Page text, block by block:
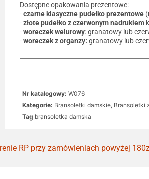
Dostępne opakowania prezentowe:
-czarne klasyczne pudełko prezentowe
-złote pudełko z czerwonym nadrukiem
-woreczek welurowy: granatowy lub
-woreczek z organzy: granatowy lub
Nr katalogowy:W076
Kategorie: Bransoletki damskie, Bransoletki
Tag bransoletka damska
RP przy zamówieniach powyżej